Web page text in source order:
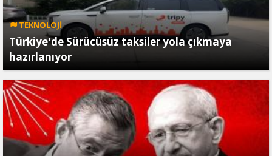
TEKNOLOJİ
Türkiye'de Sürücüsüz taksiler yola çıkmaya
hazırlanıyor